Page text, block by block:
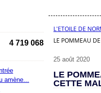
4 719 068
amène...
L'ETOILE DE
LE POMMEAU
25 août 2020
LE
CETTE